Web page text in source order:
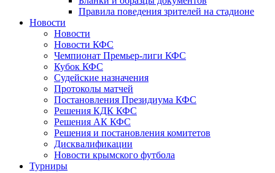
Правила поведения зрителей на стадионе
Новости
Новости
Новости КФС
Чемпионат Премьер-лиги КФС
Кубок КФС
Судейские назначения
Протоколы матчей
Постановления Президиума КФС
Решения КДК КФС
Решения АК КФС
Решения и постановления комитетов
Дисквалификации
Новости крымского футбола
Турниры